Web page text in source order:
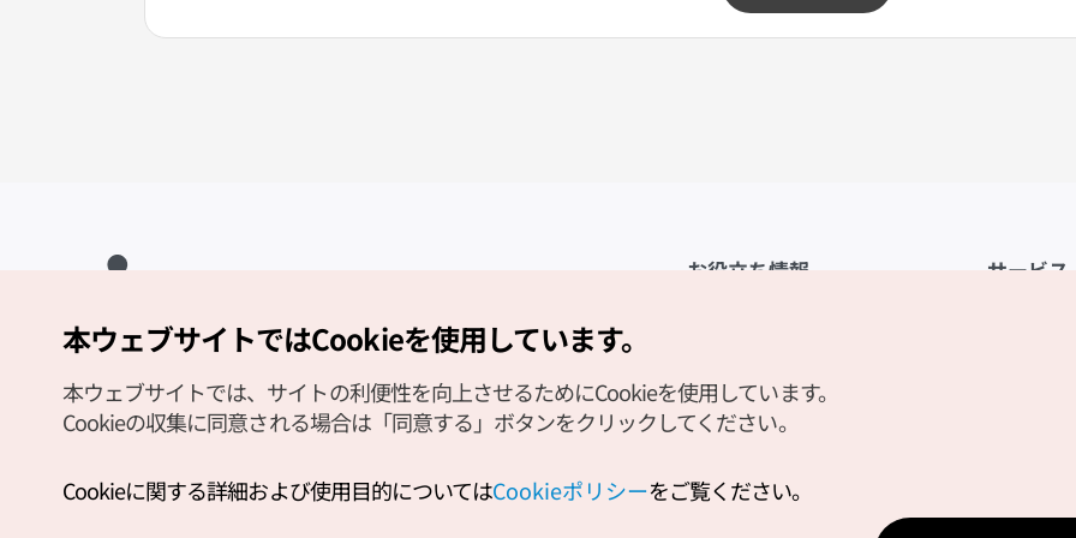
お役立ち情報
観光資料ダウンロード
デジタルブック／電子書籍
Odii
サービス
位置情報
Copyright (c) Korea Tourism Organization All Rights Reserved.
サイトエラー報告
公式メール
本ウェブサイトではCookieを使用しています。
本ウェブサイトでは、サイトの利便性を向上させるためにCookieを使用しています。
Cookieの収集に同意される場合は「同意する」ボタンをクリックしてください。
Cookieに関する詳細および使用目的についてはCookieポリシーをご覧ください。